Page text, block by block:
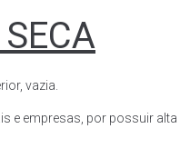
vazia.
empresas, por possuir